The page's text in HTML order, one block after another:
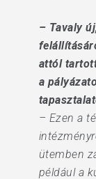
– Tavaly
attól
a
– Ezen a
ütemben
például a